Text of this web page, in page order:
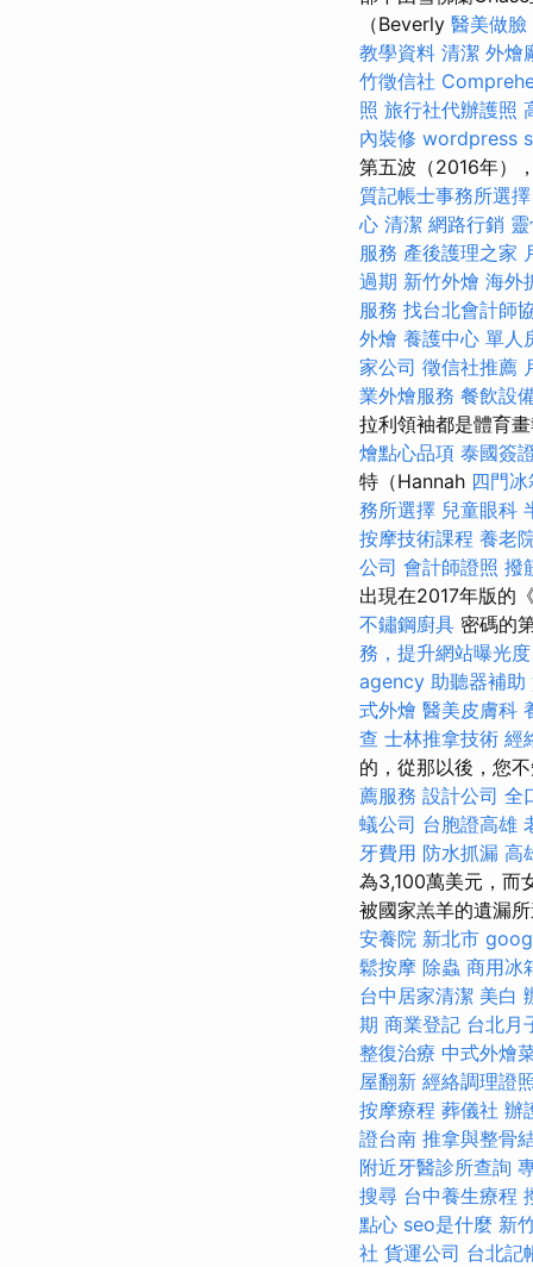
（Beverly 醫美做臉
教學資料 清潔 外燴
竹徵信社
照 旅行社代辦護照
內裝修 wordpress
第五波（2016年）
質記帳士事務所選擇
心 清潔 網路行銷
服務 產後護理之家
過期 新竹外燴 海外
服務 找台北會計師
外燴 養護中心 單人
家公司 徵信社推薦
業外燴服務 餐飲設
拉利領袖都是體育
燴點心品項 泰國簽
特（Hannah 四門冰
務所選擇 兒童眼科
按摩技術課程 養老
公司 會計師證照 撥
出現在2017年版的
不鏽鋼廚具 密碼的
務，提升網站曝光度
agency 助聽器補助
式外燴 醫美皮膚科
查 士林推拿技術 經
的，從那以後，您
薦服務 設計公司 全
蟻公司 台胞證高雄
牙費用 防水抓漏 高
為3,100萬美元，而
被國家羔羊的遺漏
安養院 新北市
鬆按摩 除蟲 商用冰
台中居家清潔 美白
期 商業登記 台北月
整復治療 中式外燴
屋翻新 經絡調理證
按摩療程 葬儀社 辦
證台南 推拿與整骨
附近牙醫診所查詢
搜尋 台中養生療程
點心 seo是什麼 新
社 貨運公司 台北記